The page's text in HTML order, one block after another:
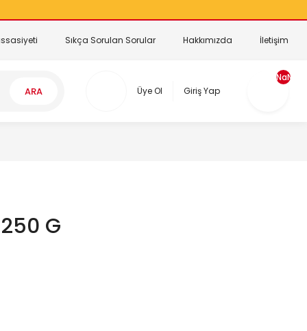
Sıkça Sorulan Sorular Hakkımızda İletişim
ARA Üye Ol Giriş Yap
NaN
G